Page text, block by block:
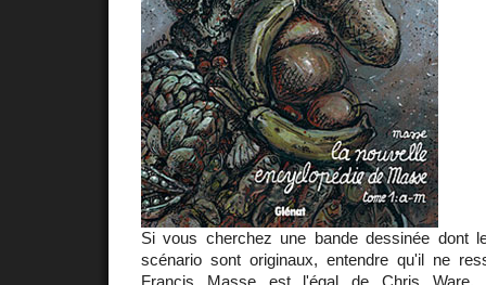
Si vous cherchez une bande dessinée dont
scénario sont originaux, entendre qu'il ne
Francis Masseest l'égal de Chris Ware,